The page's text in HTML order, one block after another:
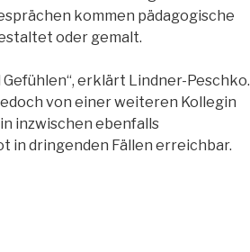
kommen pädagogische
oder gemalt.
erklärt Lindner-Peschko.
von einer weiteren Kollegin
inzwischen ebenfalls
in dringenden Fällen erreichbar.